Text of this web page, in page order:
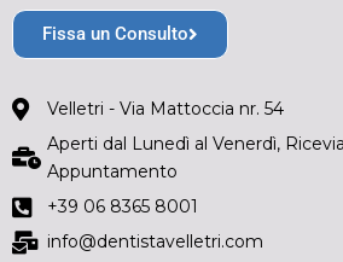
Fissa un Consulto
Velletri - Via Mattoccia nr. 54
Aperti dal Lunedì al Venerdì,
Appuntamento
+39 06 8365 8001
info@dentistavelletri.com